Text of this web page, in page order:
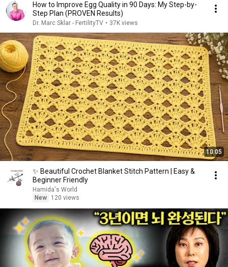
How to Improve Egg Quality in 90 Days: My Step-by-
Step Plan (PROVEN Results)
Dr. Marc Sklar - FertilityTV • 37K views
10:05
✨ Beautiful Crochet Blanket Stitch Pattern | Easy &
Beginner Friendly
Hamida's World
New
120 views